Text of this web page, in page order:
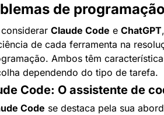
de
Claude Code e ChatGPT
de cada ferramenta na
Ambos têm
dependendo do tipo de tarefa.
Code: O assistente de
Code se destaca pela sua